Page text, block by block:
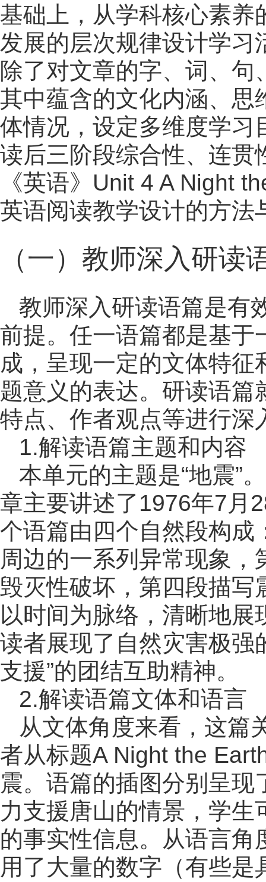
基础上，从学科核心素养
发展的层次规律设计学习
除了对文章的字、词、
其中蕴含的文化内涵、思
体情况，设定多维度学习
读后三阶段综合性、连贯
《英语》Unit 4 A Night
英语阅读教学设计的方法
（一）教师深入研读
教师深入研读语篇是有
前提。任一语篇都是基于
成，呈现一定的文体特
题意义的表达。研读语
特点、作者观点等进行
1.解读语篇主题和内容
本单元的主题是“地震”
章主要讲述了1976年7月
个语篇由四个自然段构成
周边的一系列异常现象
毁灭性破坏，第四段描
以时间为脉络，清晰地
读者展现了自然灾害极强
支援”的团结互助精神。
2.解读语篇文体和语言
从文体角度来看，这篇
者从标题A Night the
震。语篇的插图分别呈
力支援唐山的情景，学
的事实性信息。从语言
用了大量的数字（有些